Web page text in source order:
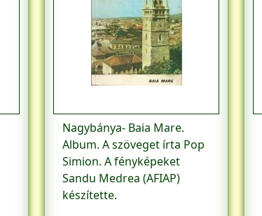
Nagybánya- Baia Mare.
Album. A szöveget írta Pop
Simion. A fényképeket
Sandu Medrea (AFIAP)
készítette.